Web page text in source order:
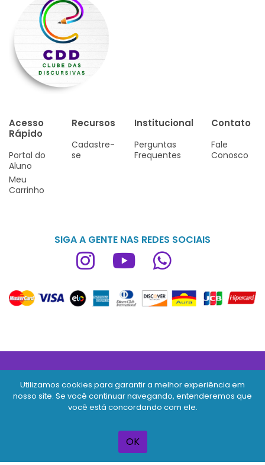
Acesso
Rápido
Portal do
Aluno
Meu
Carrinho
Recursos
Cadastre-
se
Institucional
Perguntas
Frequentes
Contato
Fale
Conosco
SIGA A GENTE NAS REDES SOCIAIS
Copyright © 2026
MPB CONSULTORIA E SERVICOS LTDA
CNPJ 49.682.573/0001-31
Todos os direitos reservados
Utilizamos cookies para garantir a melhor experiência em
nosso site. Se você continuar navegando, entenderemos que
você está concordando com ele.
OK